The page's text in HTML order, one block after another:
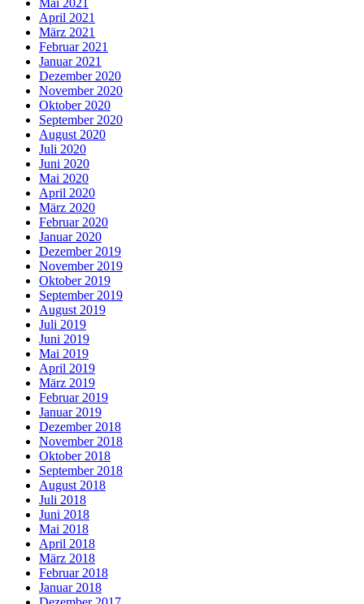
April 2021
März 2021
Februar 2021
Januar 2021
Dezember 2020
November 2020
Oktober 2020
September 2020
August 2020
Juli 2020
Juni 2020
Mai 2020
April 2020
März 2020
Februar 2020
Januar 2020
Dezember 2019
November 2019
Oktober 2019
September 2019
August 2019
Juli 2019
Juni 2019
Mai 2019
April 2019
März 2019
Februar 2019
Januar 2019
Dezember 2018
November 2018
Oktober 2018
September 2018
August 2018
Juli 2018
Juni 2018
Mai 2018
April 2018
März 2018
Februar 2018
Januar 2018